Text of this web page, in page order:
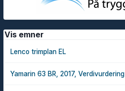
Vis emner
Lenco trimplan EL
Yamarin 63 BR, 2017, Verdivurdering